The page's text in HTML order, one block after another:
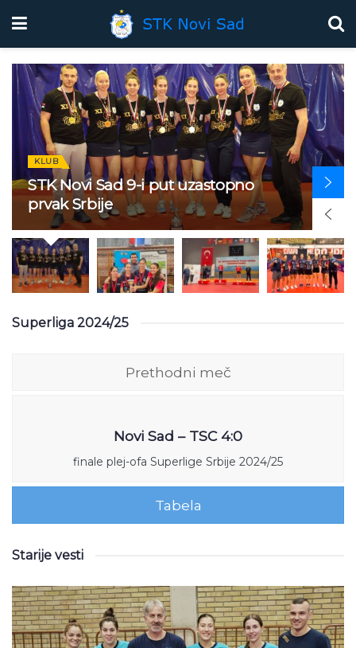
KLUB
STK Novi Sad 9-i put uzastopno
prvak Srbije
Superliga 2024/25
Prethodni meč
Novi Sad – TSC 4:0
finale plej-ofa Superlige Srbije 2024/25
Tabela
Starije vesti